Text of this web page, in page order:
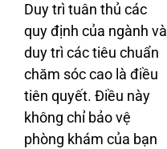
Duy trì tuân thủ các
quy định của ngành và
duy trì các tiêu chuẩn
chăm sóc cao là điều
tiên quyết. Điều này
không chỉ bảo vệ
phòng khám của bạn